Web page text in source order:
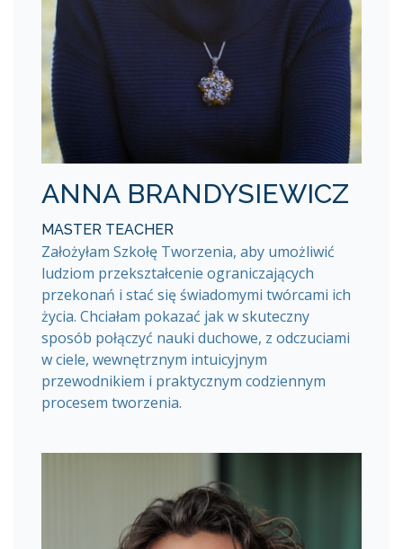
ANNA BRANDYSIEWICZ
MASTER TEACHER
Założyłam Szkołę Tworzenia, aby umożliwić
ludziom przekształcenie ograniczających
przekonań i stać się świadomymi twórcami ich
życia. Chciałam pokazać jak w skuteczny
sposób połączyć nauki duchowe, z odczuciami
w ciele, wewnętrznym intuicyjnym
przewodnikiem i praktycznym codziennym
procesem tworzenia.